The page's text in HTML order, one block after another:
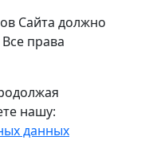
Сайта должно
права
нашу:
данных